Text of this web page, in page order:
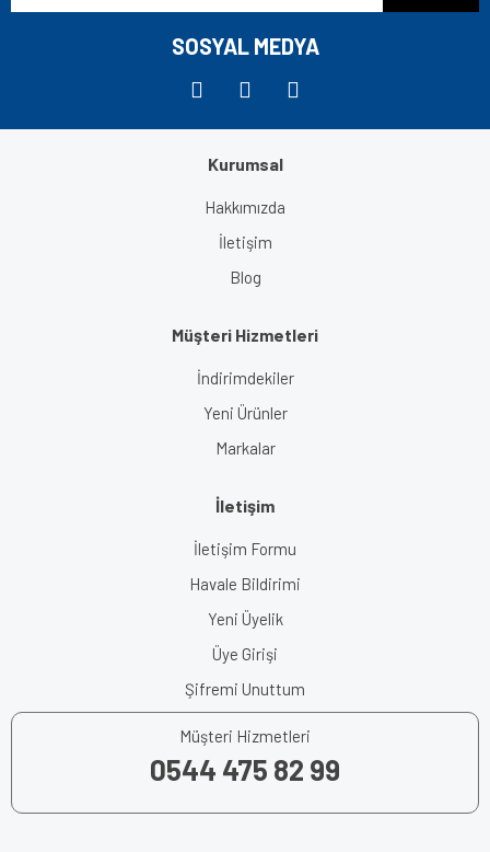
SOSYAL MEDYA
Kurumsal
Hakkımızda
İletişim
Blog
Müşteri Hizmetleri
İndirimdekiler
Yeni Ürünler
Markalar
İletişim
İletişim Formu
Havale Bildirimi
Yeni Üyelik
Üye Girişi
Şifremi Unuttum
Müşteri Hizmetleri
0544 475 82 99